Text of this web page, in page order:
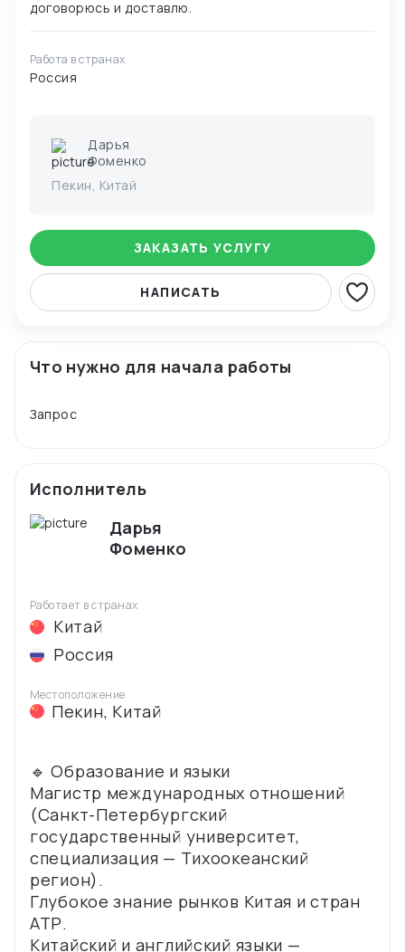
Работа в странах
Россия
Дарья
Фоменко
Пекин, Китай
ЗАКАЗАТЬ УСЛУГУ
НАПИСАТЬ
Что нужно для начала работы
Исполнитель
Дарья
Фоменко
Работает в странах
Китай
Россия
Местоположение
Пекин, Китай
🔹 Образование и языки
Магистр международных отношений
(Санкт-Петербургский
государственный университет,
специализация — Тихоокеанский
регион).
Глубокое знание рынков Китая и стран
АТР.
Китайский и английский языки —